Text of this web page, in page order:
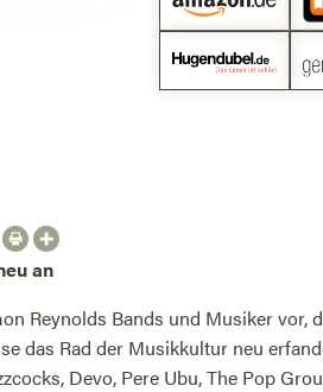
an
Reynolds Bands und Musiker vor,
das Rad der Musikkultur neu
Devo, Pere Ubu, The Pop